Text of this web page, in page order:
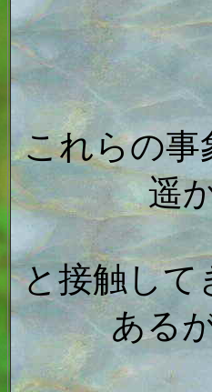
これらの事
遥
と接触して
ある